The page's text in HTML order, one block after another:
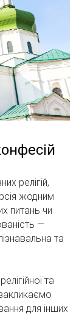
релігій,
жодним
питань чи
—
та
та
для інших